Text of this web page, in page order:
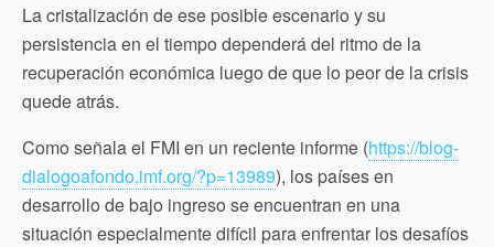
La cristalización de ese posible escenario y su
persistencia en el tiempo dependerá del ritmo de la
recuperación económica luego de que lo peor de la crisis
quede atrás.
Como señala el FMI en un reciente informe (https://blog-
dialogoafondo.imf.org/?p=13989), los países en
desarrollo de bajo ingreso se encuentran en una
situación especialmente difícil para enfrentar los desafíos